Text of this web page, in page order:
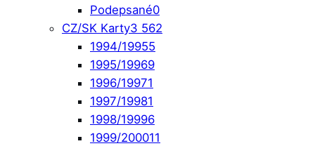
Podepsané0
CZ/SK Karty3 562
1994/19955
1995/19969
1996/19971
1997/19981
1998/19996
1999/200011